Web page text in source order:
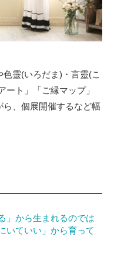
靈(いろだま)・言靈(こ
ート」「ご縁マップ」
、個展開催するなど幅
」から生まれるのでは
いていい」から育って